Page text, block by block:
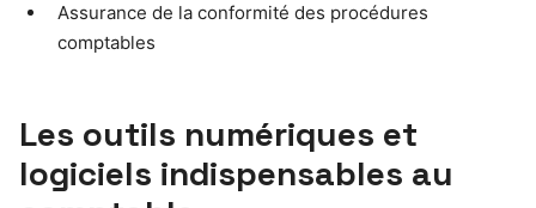
Assurance de la conformité des procédures
comptables
Les outils numériques et
logiciels indispensables au